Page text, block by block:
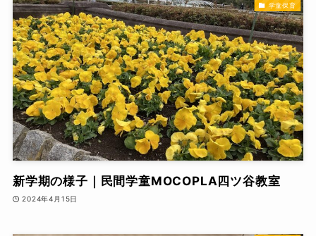
学童保育
新学期の様子｜民間学童MOCOPLA四ツ谷教室
2024年4月15日